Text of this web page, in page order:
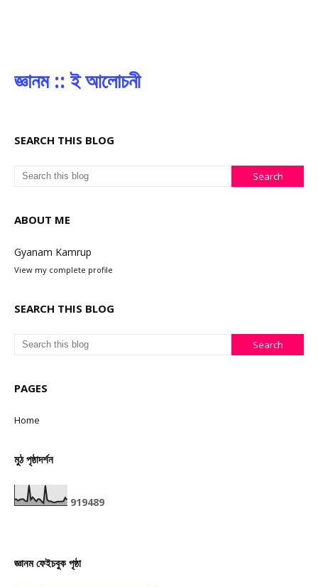
জ্ঞানম :: ই আলোচনী
SEARCH THIS BLOG
ABOUT ME
Gyanam Kamrup
View my complete profile
SEARCH THIS BLOG
PAGES
Home
মুঠ পৃষ্ঠাদৰ্শন
919489
জ্ঞানম ফেইচবুক পৃষ্ঠা